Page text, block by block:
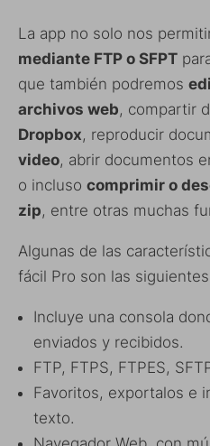
La app no solo nos
mediante FTP o SFPT
que también podremos
archivos web, compartir
Dropbox, reproducir
video, abrir documentos
o incluso comprimir o
zip, entre otras muchas
Algunas de las
fácil Pro son las
Incluye una consola
enviados y recibidos.
FTP, FTPS, FTPES,
Favoritos, exportalos e
texto.